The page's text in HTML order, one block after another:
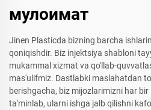
мулоимат
Jinen Plasticda bizning barcha
qoniqishdir. Biz injektsiya shabloni
mukammal xizmat va qo'llab-
mas'ulifmiz. Dastlabki maslahatdan
berishgacha, biz mijozlarimizni har
ta'minlab, ularni ishga jalb qilishni